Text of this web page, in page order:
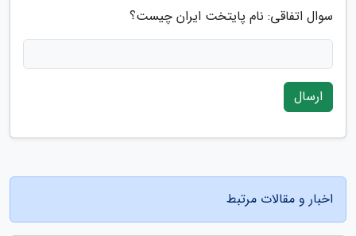
سوال اتفاقی: نام پایتخت ایران چیست؟
ارسال
اخبار و مقالات مرتبط